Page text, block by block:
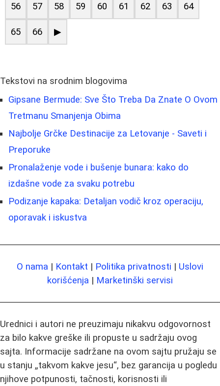
56 57 58 59 60 61 62 63 64
65 66 ▶
Tekstovi na srodnim blogovima
Gipsane Bermude: Sve Što Treba Da Znate O Ovom
Tretmanu Smanjenja Obima
Najbolje Grčke Destinacije za Letovanje - Saveti i
Preporuke
Pronalaženje vode i bušenje bunara: kako do
izdašne vode za svaku potrebu
Podizanje kapaka: Detaljan vodič kroz operaciju,
oporavak i iskustva
O nama | Kontakt | Politika privatnosti | Uslovi
korišćenja | Marketinški servisi
Urednici i autori ne preuzimaju nikakvu odgovornost
za bilo kakve greške ili propuste u sadržaju ovog
sajta. Informacije sadržane na ovom sajtu pružaju se
u stanju „takvom kakve jesu“, bez garancija u pogledu
njihove potpunosti, tačnosti, korisnosti ili